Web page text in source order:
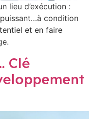
lieu d’exécution :
puissant…à condition
et en faire
Clé